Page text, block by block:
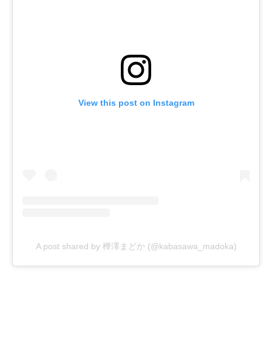
View this post on Instagram
A post shared by 樺澤まどか (@kabasawa_madoka)